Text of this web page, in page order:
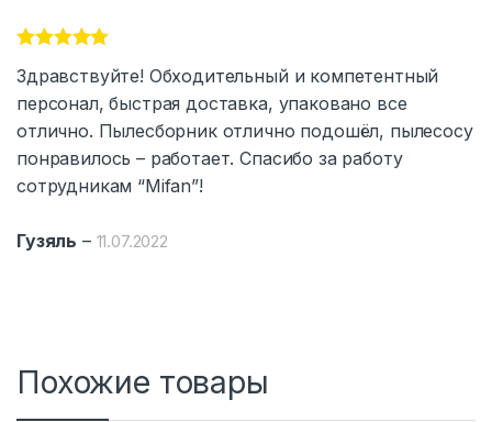
5
Здравствуйте! Обходительный и компетентный
персонал, быстрая доставка, упаковано все
отлично. Пылесборник отлично подошёл, пылесосу
понравилось – работает. Спасибо за работу
сотрудникам “Mifan”!
Гузяль – 11.07.2022
Похожие товары